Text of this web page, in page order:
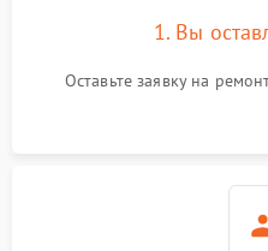
1. Вы
Оставьте заявку на